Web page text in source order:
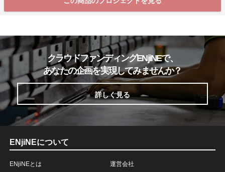
クラウドファンディングENjiNEで、
あなたの企画を実現してみませんか？
詳しく見る
ENjiNEについて
ENjiNEとは 運営会社